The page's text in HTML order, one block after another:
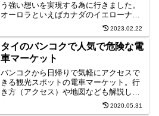
う強い想いを実現する為に行きました。
オーロラといえばカナダのイエローナイ
フが有名ですがその頃私はヨーロッパに
住んでいたため、ノルウェーの方が近か
ったのでトロムソを選びました。首都の
オスロに行けば美術館や観光するところ
はあるかと思いますが私はオーロラが見
れる確率が高いトロムソを選びました。
2023.02.22
タイのバンコクで人気で危険な電
車マーケット
バンコクから日帰りで気軽にアクセスで
きる観光スポットの電車マーケット。行
き方（アクセス）や地図なども解説して
います。電車と市場の隙間はわずか10ミ
リほどです！電車が通る時だけ、お店の
2020.05.31